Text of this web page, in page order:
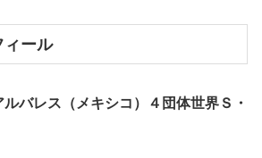
ィール
バレス（メキシコ）４団体世界Ｓ・